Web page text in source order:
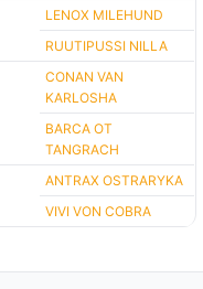
LENOX MILEHUND
RUUTIPUSSI NILLA
CONAN VAN
KARLOSHA
BARCA OT
TANGRACH
ANTRAX OSTRARYKA
VIVI VON COBRA